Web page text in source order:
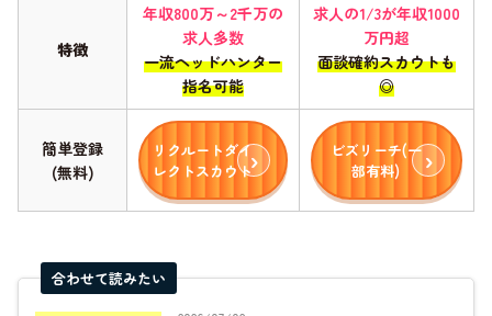
特徴
年収800万～2千万の
求人多数
一流ヘッドハンター
指名可能
求人の1/3が年収1000
万円超
面談確約スカウトも
◎
簡単登録
(無料)
リクルートダイ
レクトスカウト
ビズリーチ(一
部有料)
合わせて読みたい